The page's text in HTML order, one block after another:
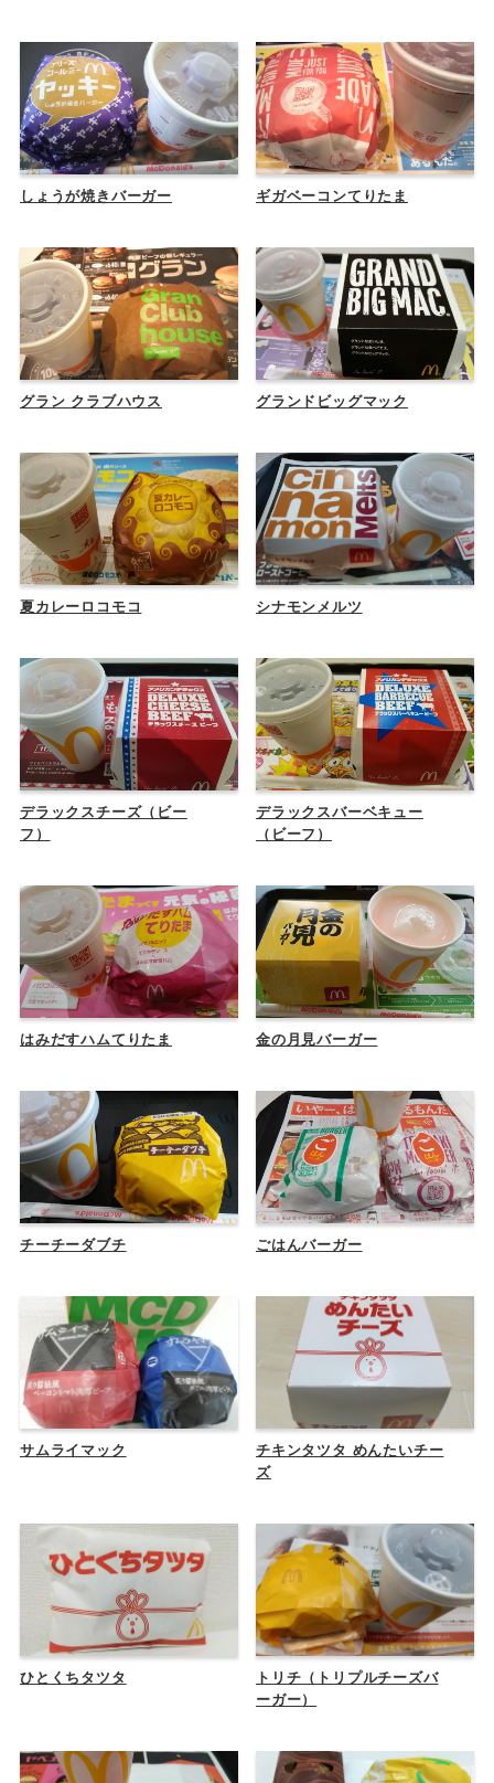
しょうが焼きバーガー ギガベーコンてりたま
グラン クラブハウス グランドビッグマック
夏カレーロコモコ シナモンメルツ
デラックスチーズ（ビー
フ）
デラックスバーベキュー
（ビーフ）
はみだすハムてりたま 金の月見バーガー
チーチーダブチ ごはんバーガー
サムライマック
チキンタツタ めんたいチー
ズ
ひとくちタツタ
トリチ（トリプルチーズバ
ーガー）